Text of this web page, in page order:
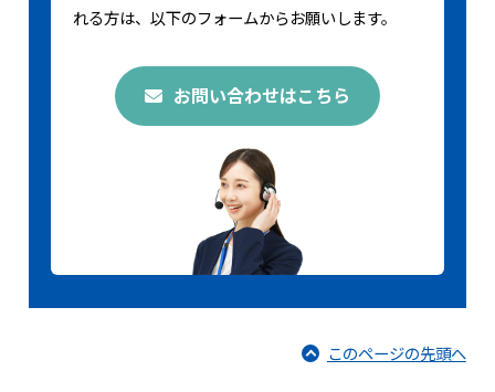
れる方は、以下のフォームからお願いします。
お問い合わせはこちら
このページの先頭へ